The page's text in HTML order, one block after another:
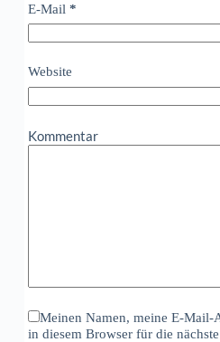
E-Mail *
Website
Kommentar
Meinen Namen, meine E-Mail-
in diesem Browser für die